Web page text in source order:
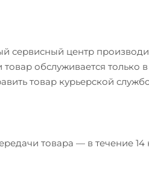
сервисный центр
обслуживается только
товар курьерской
товара — в течение